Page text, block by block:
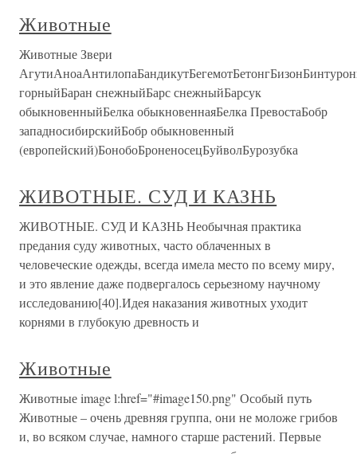
Животные
Животные Звери
горныйБаран снежныйБарс снежныйБарсук
обыкновенныйБелка обыкновеннаяБелка ПревостаБобр
западносибирскийБобр обыкновенный
(европейский)БонобоБроненосецБуйволБурозубка
ЖИВОТНЫЕ. СУД И КАЗНЬ
ЖИВОТНЫЕ. СУД И КАЗНЬ Необычная практика
предания суду животных, часто облаченных в
человеческие одежды, всегда имела место по всему миру,
и это явление даже подвергалось серьезному научному
исследованию[40].Идея наказания животных уходит
корнями в глубокую древность и
Животные
Животные image l:href="#image150.png" Особый путь
Животные – очень древняя группа, они не моложе грибов
и, во всяком случае, намного старше растений. Первые